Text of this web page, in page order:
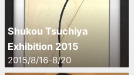
Shukou Tsuchiya
Exhibition 2015
2015/8/16-8/20